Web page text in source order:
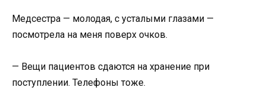
Медсестра — молодая, с усталыми глазами —
посмотрела на меня поверх очков.
— Вещи пациентов сдаются на хранение при
поступлении. Телефоны тоже.